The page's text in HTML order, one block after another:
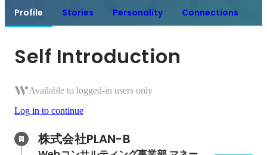
Profile Stories Personality Connections
Self Introduction
Available to logged-in users only
Log in to continue
株式会社PLAN-B